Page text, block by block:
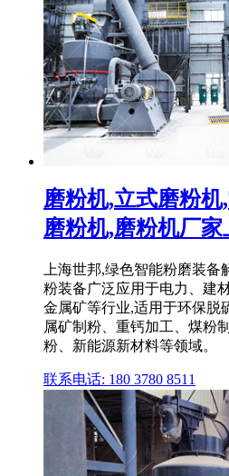
磨粉机,立式磨粉
磨粉机,磨粉机厂家
上海世邦,绿色智能粉磨装
粉装备广泛应用于电力、建
金属矿等行业,适用于环保脱
属矿制粉、重钙加工、煤粉
粉、新能源新材料等领域。
联系电话: 180 3780 8511